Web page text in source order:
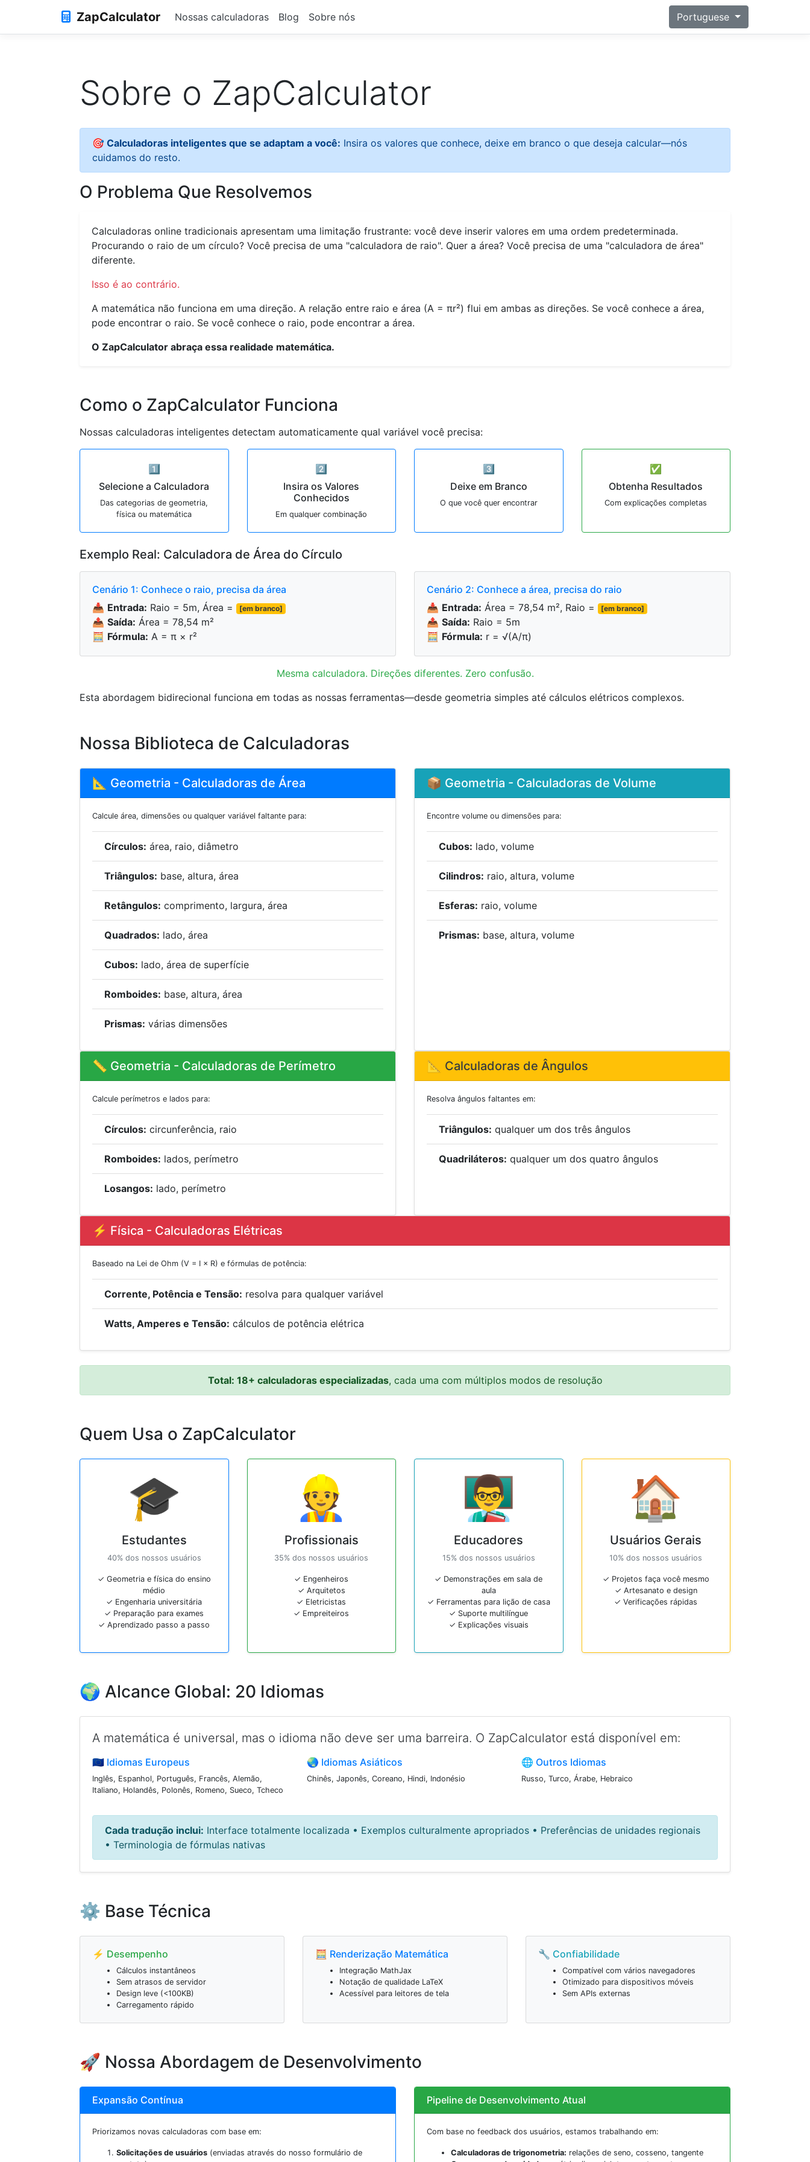
ZapCalculator Nossas calculadoras Blog Sobre nós Portuguese
Sobre o ZapCalculator
🎯 Calculadoras inteligentes que se adaptam a você: Insira os valores que conhece, deixe em branco o que deseja calcular—nós
cuidamos do resto.
O Problema Que Resolvemos
Calculadoras online tradicionais apresentam uma limitação frustrante: você deve inserir valores em uma ordem predeterminada.
Procurando o raio de um círculo? Você precisa de uma "calculadora de raio". Quer a área? Você precisa de uma "calculadora de área"
diferente.
Isso é ao contrário.
A matemática não funciona em uma direção. A relação entre raio e área (A = πr²) flui em ambas as direções. Se você conhece a área,
pode encontrar o raio. Se você conhece o raio, pode encontrar a área.
O ZapCalculator abraça essa realidade matemática.
Como o ZapCalculator Funciona
Nossas calculadoras inteligentes detectam automaticamente qual variável você precisa:
1️⃣
Selecione a Calculadora
Das categorias de geometria,
física ou matemática
2️⃣
Insira os Valores
Conhecidos
Em qualquer combinação
3️⃣
Deixe em Branco
O que você quer encontrar
✅
Obtenha Resultados
Com explicações completas
Exemplo Real: Calculadora de Área do Círculo
Cenário 1: Conhece o raio, precisa da área
📥 Entrada: Raio = 5m, Área = [em branco]
📤 Saída: Área = 78,54 m²
🧮 Fórmula: A = π × r²
Cenário 2: Conhece a área, precisa do raio
📥 Entrada: Área = 78,54 m², Raio = [em branco]
📤 Saída: Raio = 5m
🧮 Fórmula: r = √(A/π)
Mesma calculadora. Direções diferentes. Zero confusão.
Esta abordagem bidirecional funciona em todas as nossas ferramentas—desde geometria simples até cálculos elétricos complexos.
Nossa Biblioteca de Calculadoras
📐 Geometria - Calculadoras de Área
Calcule área, dimensões ou qualquer variável faltante para:
Círculos: área, raio, diâmetro
Triângulos: base, altura, área
Retângulos: comprimento, largura, área
Quadrados: lado, área
Cubos: lado, área de superfície
Romboides: base, altura, área
Prismas: várias dimensões
📦 Geometria - Calculadoras de Volume
Encontre volume ou dimensões para:
Cubos: lado, volume
Cilindros: raio, altura, volume
Esferas: raio, volume
Prismas: base, altura, volume
📏 Geometria - Calculadoras de Perímetro
Calcule perímetros e lados para:
Círculos: circunferência, raio
Romboides: lados, perímetro
Losangos: lado, perímetro
📐 Calculadoras de Ângulos
Resolva ângulos faltantes em:
Triângulos: qualquer um dos três ângulos
Quadriláteros: qualquer um dos quatro ângulos
⚡ Física - Calculadoras Elétricas
Baseado na Lei de Ohm (V = I × R) e fórmulas de potência:
Corrente, Potência e Tensão: resolva para qualquer variável
Watts, Amperes e Tensão: cálculos de potência elétrica
Total: 18+ calculadoras especializadas, cada uma com múltiplos modos de resolução
Quem Usa o ZapCalculator
🎓
Estudantes
40% dos nossos usuários
✓ Geometria e física do ensino
médio
✓ Engenharia universitária
✓ Preparação para exames
✓ Aprendizado passo a passo
👷
Profissionais
35% dos nossos usuários
✓ Engenheiros
✓ Arquitetos
✓ Eletricistas
✓ Empreiteiros
👨‍🏫
Educadores
15% dos nossos usuários
✓ Demonstrações em sala de
aula
✓ Ferramentas para lição de casa
✓ Suporte multilíngue
✓ Explicações visuais
🏠
Usuários Gerais
10% dos nossos usuários
✓ Projetos faça você mesmo
✓ Artesanato e design
✓ Verificações rápidas
🌍 Alcance Global: 20 Idiomas
A matemática é universal, mas o idioma não deve ser uma barreira. O ZapCalculator está disponível em:
🇪🇺 Idiomas Europeus
Inglês, Espanhol, Português, Francês, Alemão,
Italiano, Holandês, Polonês, Romeno, Sueco, Tcheco
🌏 Idiomas Asiáticos
Chinês, Japonês, Coreano, Hindi, Indonésio
🌐 Outros Idiomas
Russo, Turco, Árabe, Hebraico
Cada tradução inclui: Interface totalmente localizada • Exemplos culturalmente apropriados • Preferências de unidades regionais
• Terminologia de fórmulas nativas
⚙️ Base Técnica
⚡ Desempenho
Cálculos instantâneos
Sem atrasos de servidor
Design leve (<100KB)
Carregamento rápido
🧮 Renderização Matemática
Integração MathJax
Notação de qualidade LaTeX
Acessível para leitores de tela
🔧 Confiabilidade
Compatível com vários navegadores
Otimizado para dispositivos móveis
Sem APIs externas
🚀 Nossa Abordagem de Desenvolvimento
Expansão Contínua
Priorizamos novas calculadoras com base em:
Solicitações de usuários (enviadas através do nosso formulário de
Pipeline de Desenvolvimento Atual
Com base no feedback dos usuários, estamos trabalhando em:
Calculadoras de trigonometria: relações de seno, cosseno, tangente